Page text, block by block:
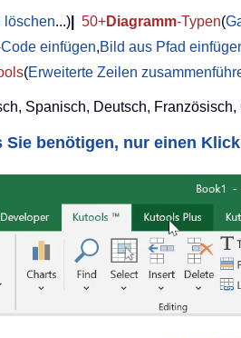
löschen...) 50+Diagramm-Typen(
einfügen,Bild aus Pfad
(Erweiterte Zeilen
Spanisch, Deutsch,
Sie benötigen, nur einen